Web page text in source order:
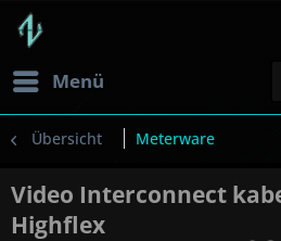
Menü
Übersicht Meterware
Video Interconnect
Highflex